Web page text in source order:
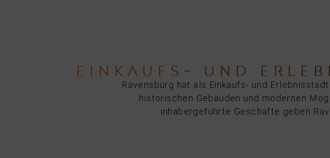
EINKAUFS- UND
Ravensburg hat als Einkaufs- und
historischen Gebäuden und modernen
inhabergeführte Geschäfte geben